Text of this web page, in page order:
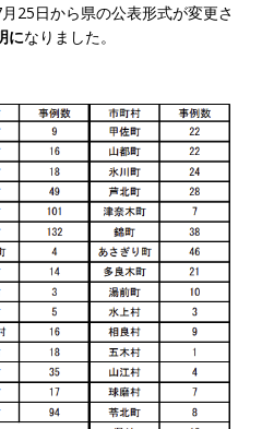
25日から県の公表形式が変更さ
になりました。